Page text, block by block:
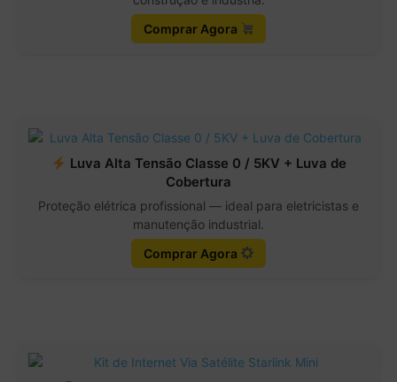
Comprar Agora
Luva Alta Tensão Classe 0 / 5KV + Luva de
Cobertura
Proteção elétrica profissional — ideal para eletricistas e
manutenção industrial.
Comprar Agora